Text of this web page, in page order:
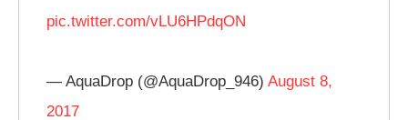
pic.twitter.com/vLU6HPdqON
— AquaDrop (@AquaDrop_946) August 8,
2017